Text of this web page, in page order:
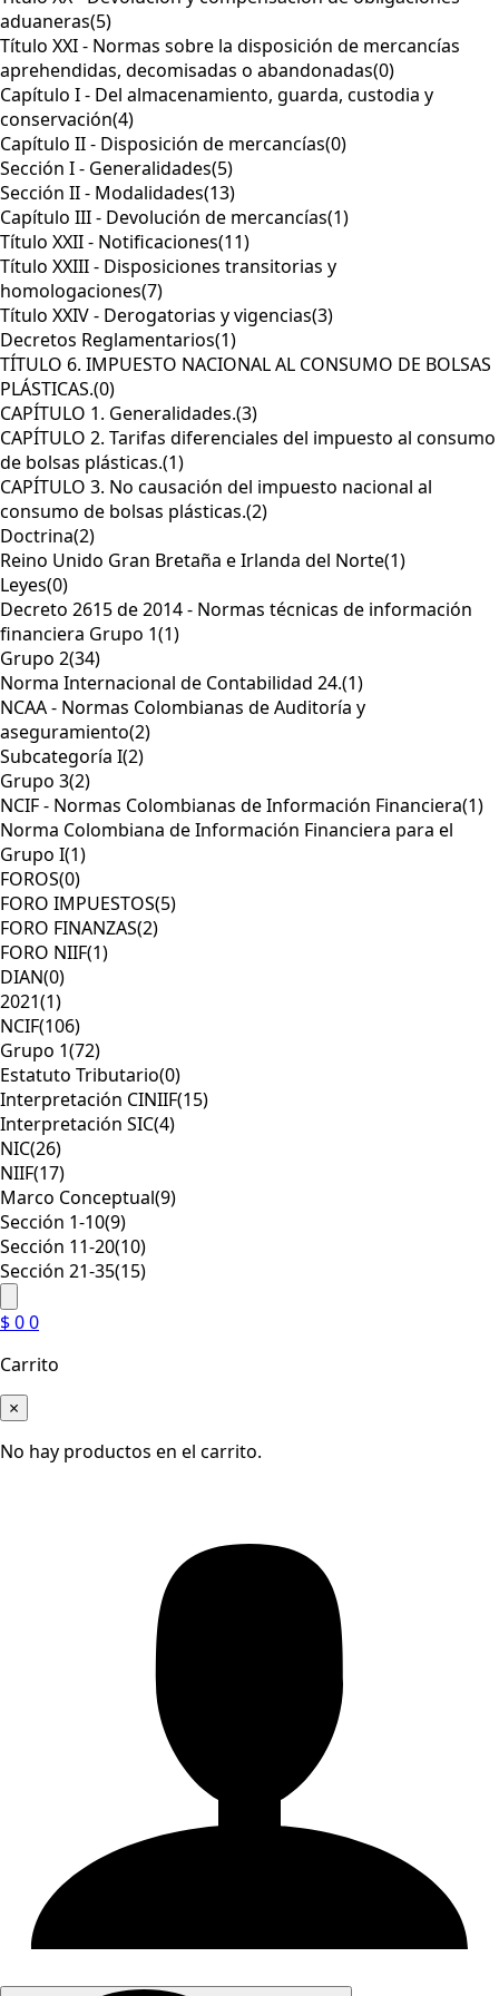
aduaneras(5)
Título XXI - Normas sobre la disposición de mercancías
aprehendidas, decomisadas o abandonadas(0)
Capítulo I - Del almacenamiento, guarda, custodia y
conservación(4)
Capítulo II - Disposición de mercancías(0)
Sección I - Generalidades(5)
Sección II - Modalidades(13)
Capítulo III - Devolución de mercancías(1)
Título XXII - Notificaciones(11)
Título XXIII - Disposiciones transitorias y
homologaciones(7)
Título XXIV - Derogatorias y vigencias(3)
Decretos Reglamentarios(1)
TÍTULO 6. IMPUESTO NACIONAL AL CONSUMO DE BOLSAS
PLÁSTICAS.(0)
CAPÍTULO 1. Generalidades.(3)
CAPÍTULO 2. Tarifas diferenciales del impuesto al consumo
de bolsas plásticas.(1)
CAPÍTULO 3. No causación del impuesto nacional al
consumo de bolsas plásticas.(2)
Doctrina(2)
Reino Unido Gran Bretaña e Irlanda del Norte(1)
Leyes(0)
Decreto 2615 de 2014 - Normas técnicas de información
financiera Grupo 1(1)
Grupo 2(34)
Norma Internacional de Contabilidad 24.(1)
NCAA - Normas Colombianas de Auditoría y
aseguramiento(2)
Subcategoría I(2)
Grupo 3(2)
NCIF - Normas Colombianas de Información Financiera(1)
Norma Colombiana de Información Financiera para el
Grupo I(1)
FOROS(0)
FORO IMPUESTOS(5)
FORO FINANZAS(2)
FORO NIIF(1)
DIAN(0)
2021(1)
NCIF(106)
Grupo 1(72)
Estatuto Tributario(0)
Interpretación CINIIF(15)
Interpretación SIC(4)
NIC(26)
NIIF(17)
Marco Conceptual(9)
Sección 1-10(9)
Sección 11-20(10)
Sección 21-35(15)
$00
Carrito
×
No hay productos en el carrito.